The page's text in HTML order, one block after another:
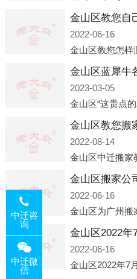
金山区教您自
2022-06-16
2023-03-05
2022-08-14
金山区搬家公
2022-06-16
2022-06-16
中迁咨
询
中迁微
信